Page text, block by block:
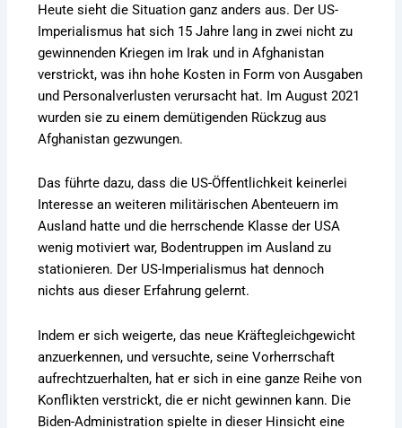
Heute sieht die Situation ganz anders aus. Der US-
Imperialismus hat sich 15 Jahre lang in zwei nicht zu
gewinnenden Kriegen im Irak und in Afghanistan
verstrickt, was ihn hohe Kosten in Form von Ausgaben
und Personalverlusten verursacht hat. Im August 2021
wurden sie zu einem demütigenden Rückzug aus
Afghanistan gezwungen.
Das führte dazu, dass die US-Öffentlichkeit keinerlei
Interesse an weiteren militärischen Abenteuern im
Ausland hatte und die herrschende Klasse der USA
wenig motiviert war, Bodentruppen im Ausland zu
stationieren. Der US-Imperialismus hat dennoch
nichts aus dieser Erfahrung gelernt.
Indem er sich weigerte, das neue Kräftegleichgewicht
anzuerkennen, und versuchte, seine Vorherrschaft
aufrechtzuerhalten, hat er sich in eine ganze Reihe von
Konflikten verstrickt, die er nicht gewinnen kann. Die
Biden-Administration spielte in dieser Hinsicht eine